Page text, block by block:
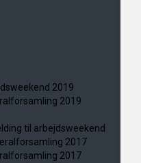
2019
2019
til arbejdsweekend
2017
2017